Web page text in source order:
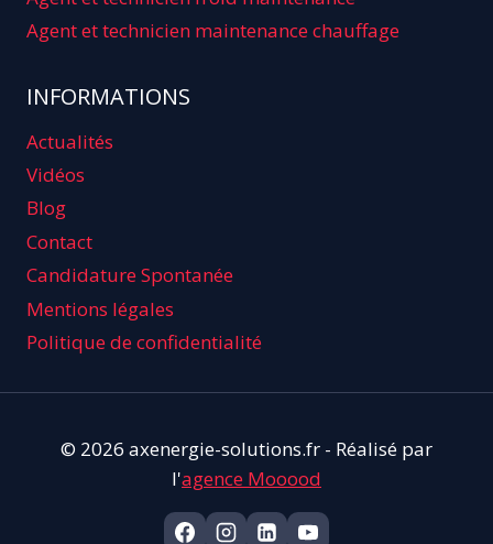
Agent et technicien maintenance chauffage
INFORMATIONS
Actualités
Vidéos
Blog
Contact
Candidature Spontanée
Mentions légales
Politique de confidentialité
© 2026 axenergie-solutions.fr - Réalisé par
l'agence Mooood